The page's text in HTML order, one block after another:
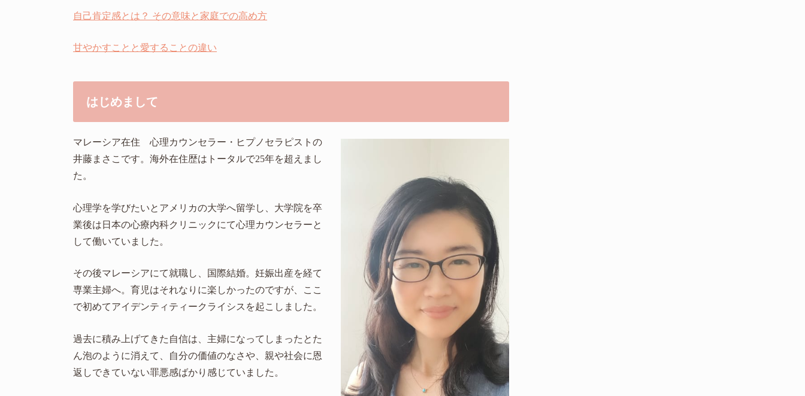
自己肯定感とは？ その意味と家庭での高め方
甘やかすことと愛することの違い
はじめまして
マレーシア在住 心理カウンセラー・ヒプノセラピストの
井藤まさこです。海外在住歴はトータルで25年を超えまし
た。
心理学を学びたいとアメリカの大学へ留学し、大学院を卒
業後は日本の心療内科クリニックにて心理カウンセラーと
して働いていました。
その後マレーシアにて就職し、国際結婚。妊娠出産を経て
専業主婦へ。育児はそれなりに楽しかったのですが、ここ
で初めてアイデンティティークライシスを起こしました。
過去に積み上げてきた自信は、主婦になってしまったとた
ん泡のように消えて、自分の価値のなさや、親や社会に恩
返しできていない罪悪感ばかり感じていました。